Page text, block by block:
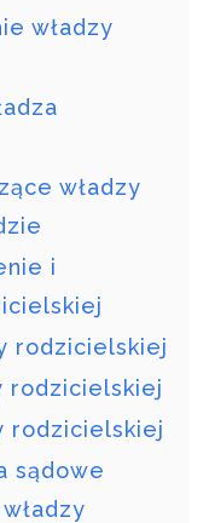
władzy
władzy
i
rodzicielskiej
rodzicielskiej
rodzicielskiej
sądowe